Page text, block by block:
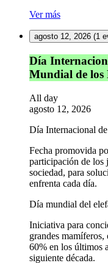
Ver más
agosto 12, 2026 (1
Día
Internacional
de
Juventud
y
Día
Mundial
de
los
Elefantes
Día
Mundial de los
All day
agosto 12, 2026
Día Internacional
Fecha promovida
participación de los
sociedad, para
enfrenta cada día.
Día mundial del
Iniciativa para
grandes
60% en los últimos
siguiente década.